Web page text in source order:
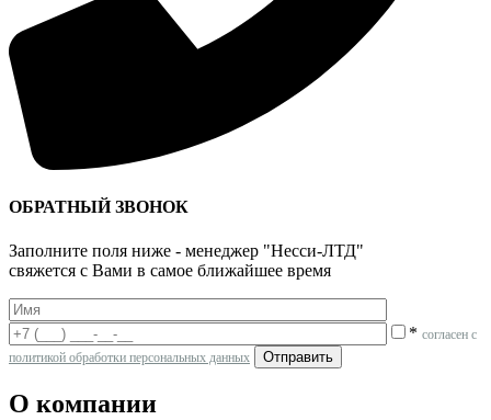
ОБРАТНЫЙ ЗВОНОК
Заполните поля ниже - менеджер "Несси-ЛТД"
свяжется с Вами в самое ближайшее время
* согласен с
политикой обработки персональных данных
О компании